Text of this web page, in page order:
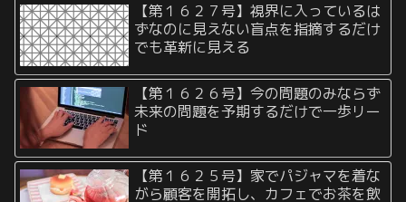
【第１６２７号】視界に入っているは
ずなのに見えない盲点を指摘するだけ
でも革新に見える
【第１６２６号】今の問題のみならず
未来の問題を予期するだけで一歩リー
ド
【第１６２５号】家でパジャマを着な
がら顧客を開拓し、カフェでお茶を飲